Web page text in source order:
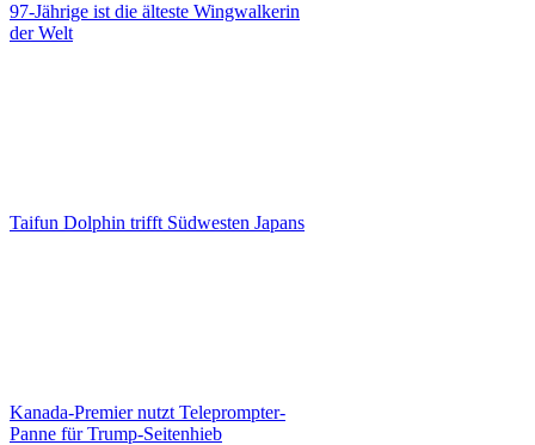
97-Jährige ist die älteste Wingwalkerin
der Welt
Taifun Dolphin trifft Südwesten Japans
Kanada-Premier nutzt Teleprompter-
Panne für Trump-Seitenhieb